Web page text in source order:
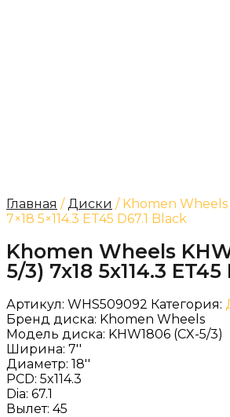
Главная /Диски / Khomen Wheels
7×18 5×114.3 ET45 D67.1 Black
Khomen Wheels
5/3) 7x18 5x114.3
Артикул: WHS509092 Категория:
Бренд диска: Khomen Wheels
Модель диска: KHW1806 (CX-5/3)
Ширина: 7''
Диаметр: 18''
PCD: 5x114.3
Dia: 67.1
Вылет: 45